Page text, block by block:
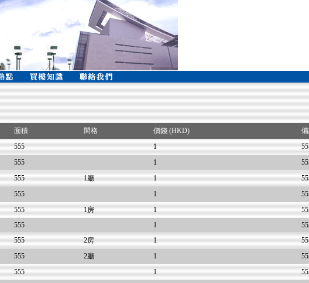
面積 間格 價錢 (HKD)
555 1
555 1
555 1廳 1
555 1
555 1房 1
555 1
555 2房 1
555 2廳 1
555 1